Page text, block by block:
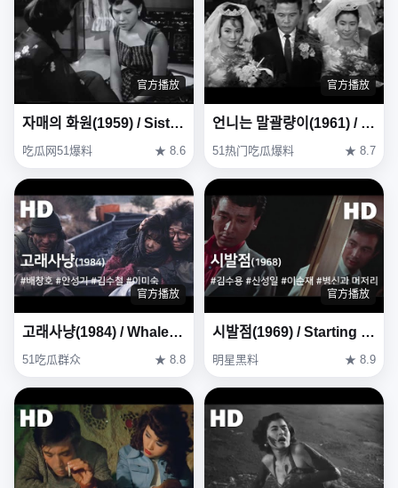
官方播放
자매의 화원(1959) / Sisters' Garden (Jamaeui Hwawon)
吃瓜网51爆料 ★ 8.6
官方播放
언니는 말괄량이(1961) / My Sister Is a Hussy ( Eonni-neun Malgwallyang-i )
51热门吃瓜爆料 ★ 8.7
官方播放
고래사냥(1984) / Whale Hunting (Goraesanyang)
51吃瓜群众 ★ 8.8
官方播放
시발점(1969) / Starting Point (Sibaljeom)
明星黑料 ★ 8.9